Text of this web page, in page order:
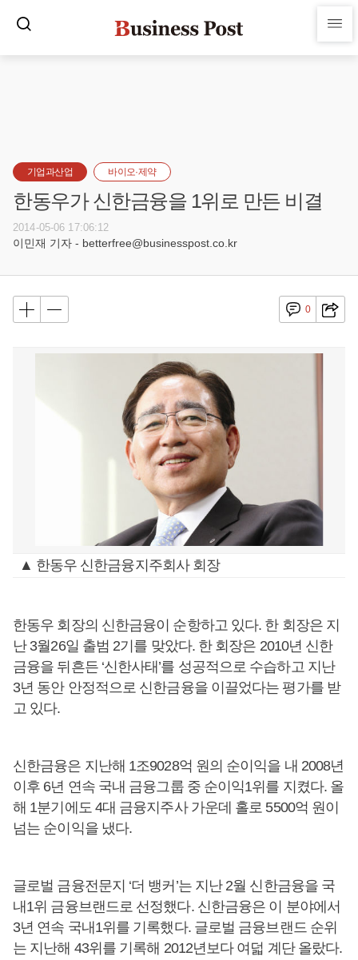
기업과산업 바이오·제약
한동우가 신한금융을 1위로 만든 비결
2014-05-06 17:06:12
이민재 기자 - betterfree@businesspost.co.kr
0
▲ 한동우 신한금융지주회사 회장
한동우 회장의 신한금융이 순항하고 있다. 한 회장은 지
난 3월26일 출범 2기를 맞았다. 한 회장은 2010년 신한
금융을 뒤흔든 ‘신한사태’를 성공적으로 수습하고 지난
3년 동안 안정적으로 신한금융을 이끌었다는 평가를 받
고 있다.
신한금융은 지난해 1조9028억 원의 순이익을 내 2008년
이후 6년 연속 국내 금융그룹 중 순이익1위를 지켰다. 올
해 1분기에도 4대 금융지주사 가운데 홀로 5500억 원이
넘는 순이익을 냈다.
글로벌 금융전문지 ‘더 뱅커’는 지난 2월 신한금융을 국
내1위 금융브랜드로 선정했다. 신한금융은 이 분야에서
3년 연속 국내1위를 기록했다. 글로벌 금융브랜드 순위
는 지난해 43위를 기록해 2012년보다 여덟 계단 올랐다.